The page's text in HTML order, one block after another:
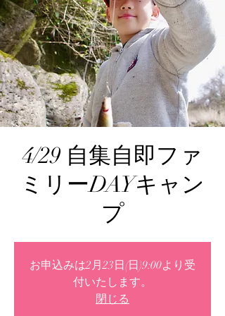
4/29 自集自即ファ
ミリーDAYキャン
プ
お申込みは2月23日(日)9:00より受
付いたします。
閉じる